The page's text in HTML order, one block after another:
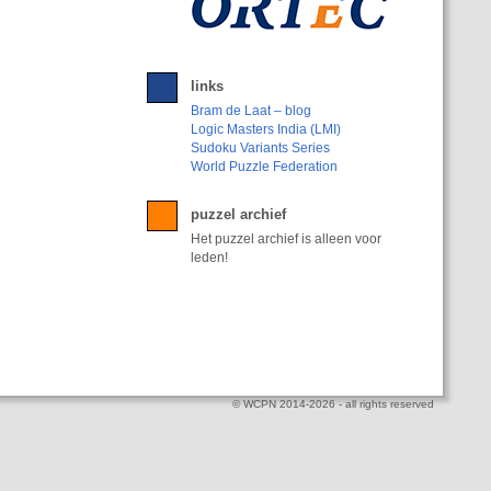
links
Bram de Laat – blog
Logic Masters India (LMI)
Sudoku Variants Series
World Puzzle Federation
puzzel archief
Het puzzel archief is alleen voor
leden!
© WCPN 2014-2026 - all rights reserved